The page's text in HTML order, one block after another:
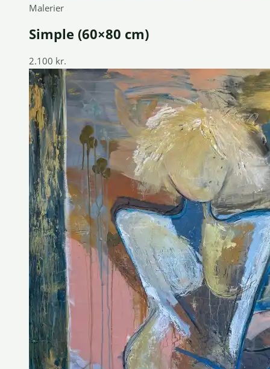
Malerier
Simple (60×80 cm)
2.100 kr.